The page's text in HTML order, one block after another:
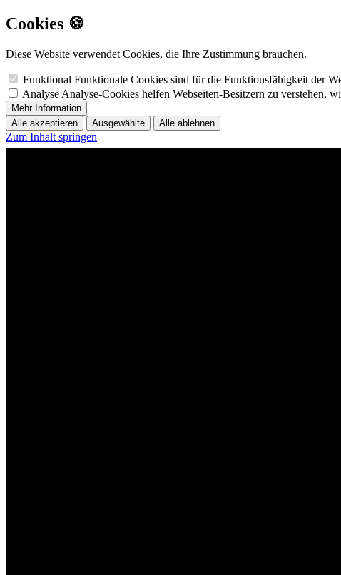
Cookies 🍪
Diese Website verwendet Cookies, die Ihre Zustimmung brauchen.
Funktional Funktionale Cookies sind für die Funktionsfähigkeit der
Analyse Analyse-Cookies helfen Webseiten-Besitzern zu verstehen,
Mehr Information
Alle akzeptieren
Ausgewählte Alle ablehnen
Zum Inhalt springen